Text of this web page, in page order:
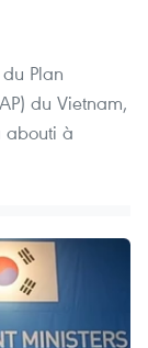
Plan
du Vietnam,
abouti à